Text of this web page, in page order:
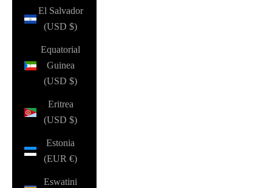
El Salvador
(USD $)
Equatorial
Guinea
(USD $)
Eritrea
(USD $)
Estonia
(EUR €)
Eswatini